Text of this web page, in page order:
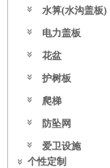
水箅(水沟盖板)
电力盖板
花盆
护树板
爬梯
防坠网
爱卫设施
个性定制